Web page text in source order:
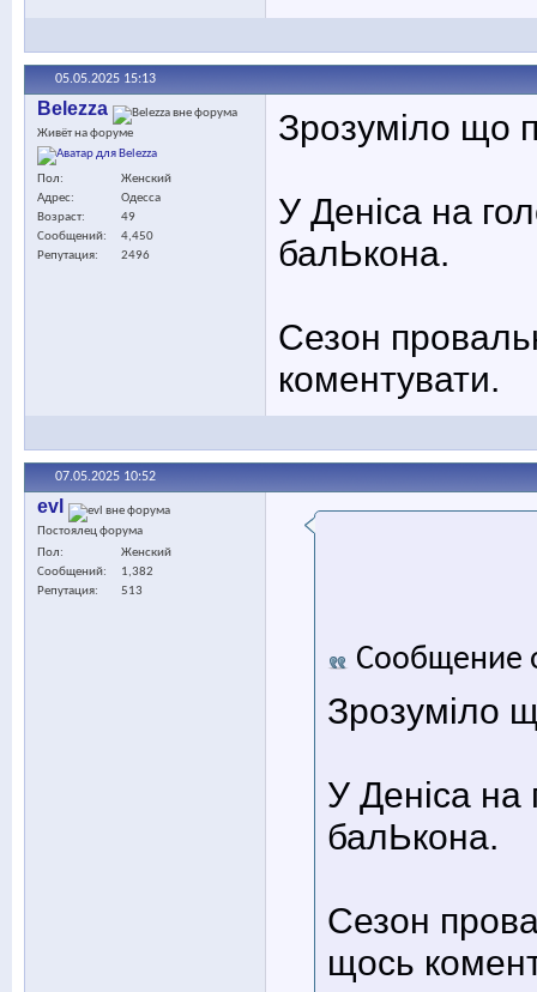
05.05.2025 15:13
Belezza
Живёт на форуме
Пол
Женский
Адрес
Одесса
Возраст
49
Сообщений
4,450
Репутация
2496
Зрозуміло що
У Деніса на
балЬкона.
Сезон
коментувати.
07.05.2025 10:52
evl
Постоялец форума
Пол
Женский
Сообщений
1,382
Репутация
513
Сообщение
Зрозуміло
У Деніса на
балЬкона.
Сезон
щось